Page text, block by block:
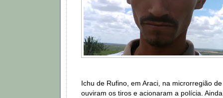
Ichu de Rufino, em Araci, na microrregião
ouviram os tiros e acionaram a polícia.